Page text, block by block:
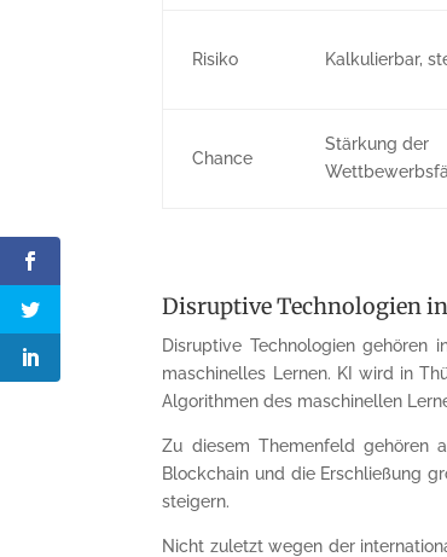
Risiko Kalkulierbar,
Chance
Stärkung der
Disruptive Technologien
Disruptive Technologien gehören
maschinelles Lernen. KI wird in
Algorithmen des maschinellen
Zu diesem Themenfeld gehören
Blockchain und die Erschließung
steigern.
Nicht zuletzt wegen der